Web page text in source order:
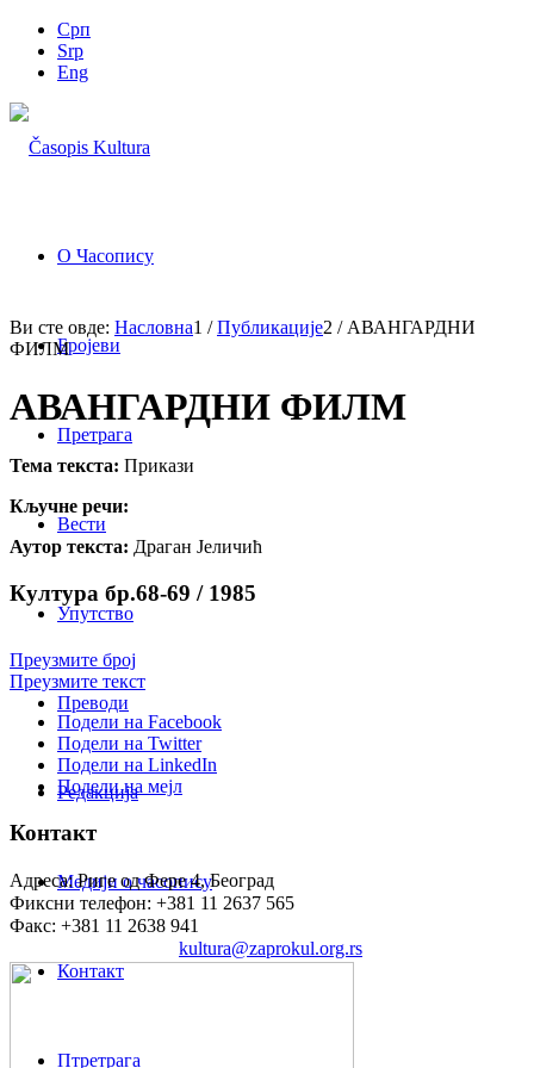
Срп
Srp
Eng
О Часопису
Бројеви
Претрага
Вести
Упутство
Преводи
Редакција
Медији о часопису
Контакт
Птретрага
Ви сте овде: Насловна1 / Публикације2 / АВАНГАРДНИ
ФИЛМ
АВАНГАРДНИ ФИЛМ
Тема текста: Прикази
Кључне речи:
Аутор текста: Драган Јеличић
Култура бр.68-69 / 1985
Преузмите број
Преузмите текст
Подели на Facebook
Подели на Twitter
Подели на LinkedIn
Подели на мејл
Контакт
Адреса: Риге од Фере 4, Београд
Фиксни телефон: +381 11 2637 565
Факс: +381 11 2638 941
kultura@zaprokul.org.rs